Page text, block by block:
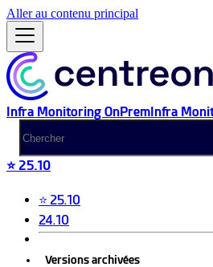
Aller au contenu principal
Infra Monitoring OnPremInfra
⭐ 25.10
⭐ 25.10
24.10
Versions archivées